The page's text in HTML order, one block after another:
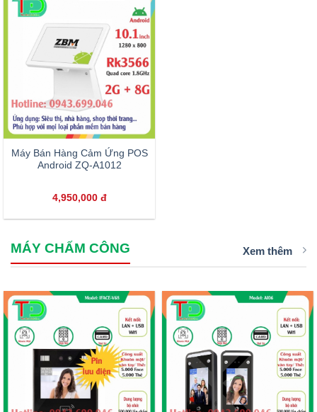
Máy Bán Hàng Cảm Ứng POS
Android ZQ-A1012
4,950,000 đ
MÁY CHẤM CÔNG Xem thêm